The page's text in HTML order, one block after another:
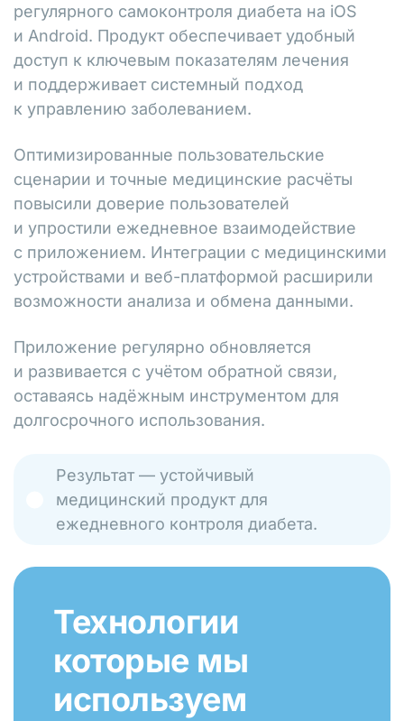
регулярного самоконтроля диабета на iOS
и Android. Продукт обеспечивает удобный
доступ к ключевым показателям лечения
и поддерживает системный подход
к управлению заболеванием.
Оптимизированные пользовательские
сценарии и точные медицинские расчёты
повысили доверие пользователей
и упростили ежедневное взаимодействие
с приложением. Интеграции с медицинскими
устройствами и веб-платформой расширили
возможности анализа и обмена данными.
Приложение регулярно обновляется
и развивается с учётом обратной связи,
оставаясь надёжным инструментом для
долгосрочного использования.
Результат — устойчивый
медицинский продукт для
ежедневного контроля диабета.
Технологии
которые мы
используем